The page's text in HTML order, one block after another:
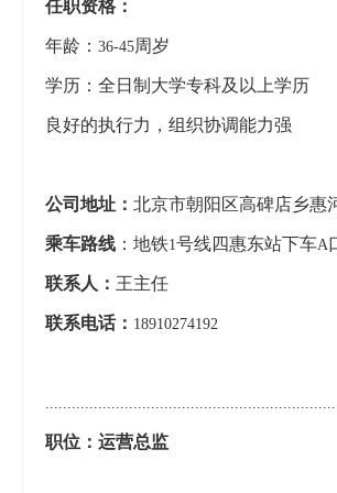
任职资格：
年龄： 36-45周岁
学历：全日制大学专科及以上学历
良好的执行力，组织协调能力强
公司地址： 北京市朝阳区高碑店乡惠
乘车路线 ：地铁1号线四惠东站下车A
联系人： 王主任
联系电话： 18910274192
职位：运营总监